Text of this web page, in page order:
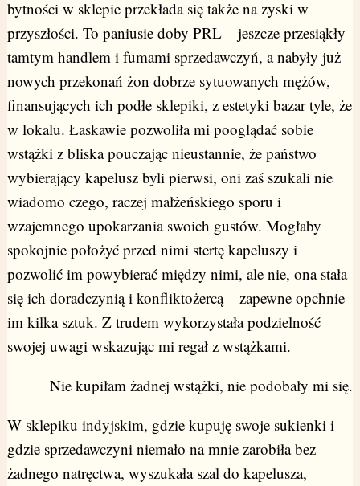
bytności w sklepie przekłada się także na zyski w
przyszłości. To paniusie doby PRL – jeszcze przesiąkły
tamtym handlem i fumami sprzedawczyń, a nabyły już
nowych przekonań żon dobrze sytuowanych mężów,
finansujących ich podłe sklepiki, z estetyki bazar tyle, że
w lokalu. Łaskawie pozwoliła mi pooglądać sobie
wstążki z bliska pouczając nieustannie, że państwo
wybierający kapelusz byli pierwsi, oni zaś szukali nie
wiadomo czego, raczej małżeńskiego sporu i
wzajemnego upokarzania swoich gustów. Mogłaby
spokojnie położyć przed nimi stertę kapeluszy i
pozwolić im powybierać między nimi, ale nie, ona stała
się ich doradczynią i konfliktożercą – zapewne opchnie
im kilka sztuk. Z trudem wykorzystała podzielność
swojej uwagi wskazując mi regał z wstążkami.
Nie kupiłam żadnej wstążki, nie podobały mi się.
W sklepiku indyjskim, gdzie kupuję swoje sukienki i
gdzie sprzedawczyni niemało na mnie zarobiła bez
żadnego natręctwa, wyszukała szal do kapelusza,